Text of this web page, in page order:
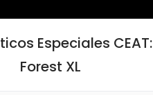
Especiales CEAT:
Forest XL